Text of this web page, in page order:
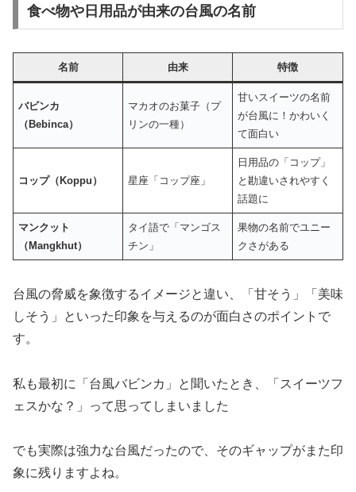
食べ物や日用品が由来の台風の名前
名前 由来 特徴
バビンカ
（Bebinca）
マカオのお菓子（プ
リンの一種）
甘いスイーツの名前
が台風に！かわいく
て面白い
コップ（Koppu） 星座「コップ座」
日用品の「コップ」
と勘違いされやすく
話題に
マンクット
（Mangkhut）
タイ語で「マンゴス
チン」
果物の名前でユニー
クさがある
台風の脅威を象徴するイメージと違い、「甘そう」「美味
しそう」といった印象を与えるのが面白さのポイントで
す。
私も最初に「台風バビンカ」と聞いたとき、「スイーツフ
ェスかな？」って思ってしまいました
でも実際は強力な台風だったので、そのギャップがまた印
象に残りますよね。